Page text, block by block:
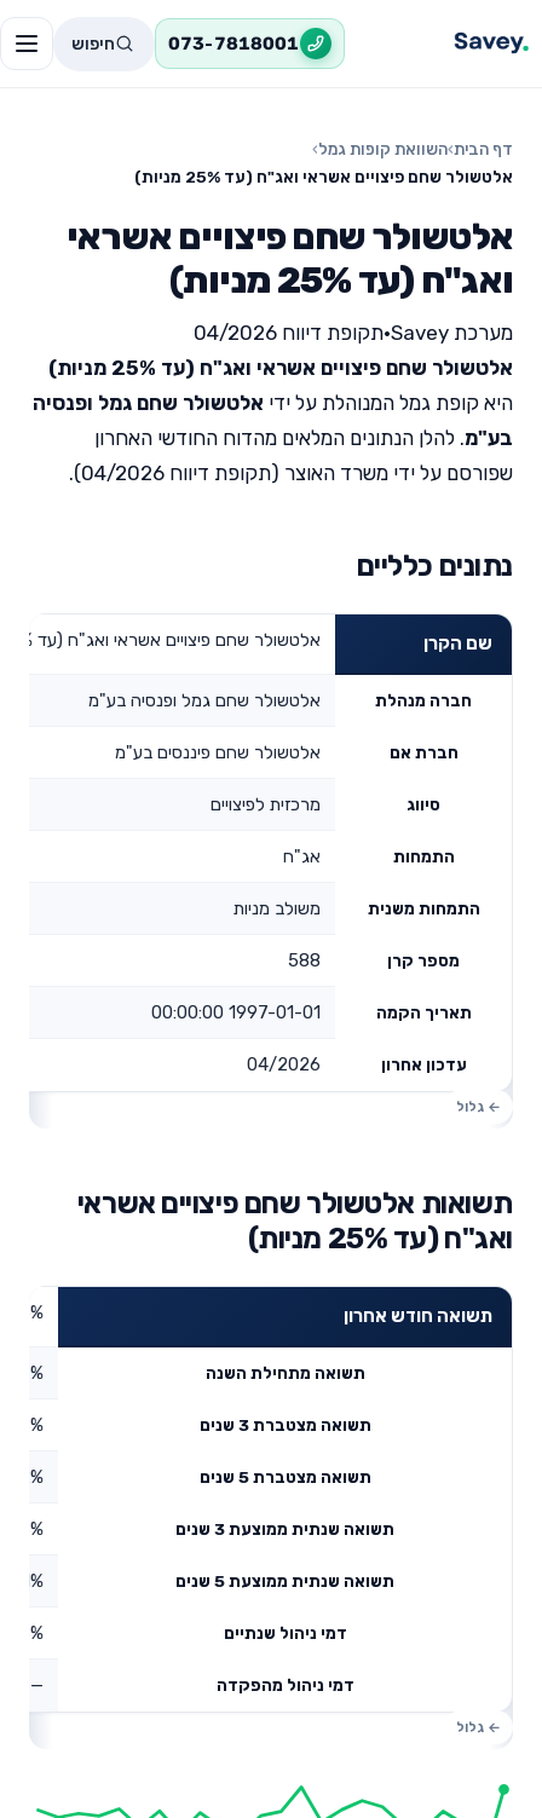
073-7818001 חיפוש
דף הבית›השוואת קופות גמל›
אלטשולר שחם פיצויים אשראי ואג"ח (עד 25% מניות)
אלטשולר שחם פיצויים אשראי
ואג"ח (עד 25% מניות)
מערכת Savey •תקופת דיווח 04/2026
אלטשולר שחם פיצויים אשראי ואג"ח (עד 25% מניות)
היא קופת גמל המנוהלת על ידי אלטשולר שחם גמל ופנסיה
בע"מ. להלן הנתונים המלאים מהדוח החודשי האחרון
שפורסם על ידי משרד האוצר (תקופת דיווח 04/2026).
נתונים כלליים
שם הקרן אלטשולר שחם פיצויים אשראי ואג"ח (עד 25% מניות)
חברה מנהלת אלטשולר שחם גמל ופנסיה בע"מ
חברת אם אלטשולר שחם פיננסים בע"מ
סיווג מרכזית לפיצויים
התמחות אג"ח
התמחות משנית משולב מניות
מספר קרן 588
תאריך הקמה 1997-01-01 00:00:00
עדכון אחרון 04/2026
תשואות אלטשולר שחם פיצויים אשראי
ואג"ח (עד 25% מניות)
תשואה חודש אחרון
תשואה מתחילת השנה
תשואה מצטברת 3 שנים
תשואה מצטברת 5 שנים
תשואה שנתית ממוצעת 3 שנים
תשואה שנתית ממוצעת 5 שנים
דמי ניהול שנתיים
דמי ניהול מהפקדה —